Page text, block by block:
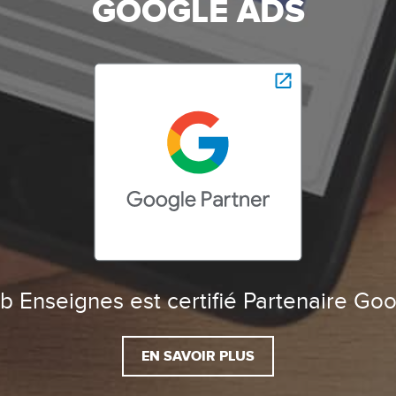
GOOGLE ADS
Enseignes est certifié Partenaire
EN SAVOIR PLUS